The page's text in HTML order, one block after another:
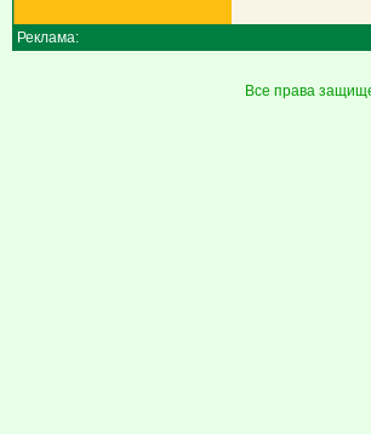
Реклама:
Все права